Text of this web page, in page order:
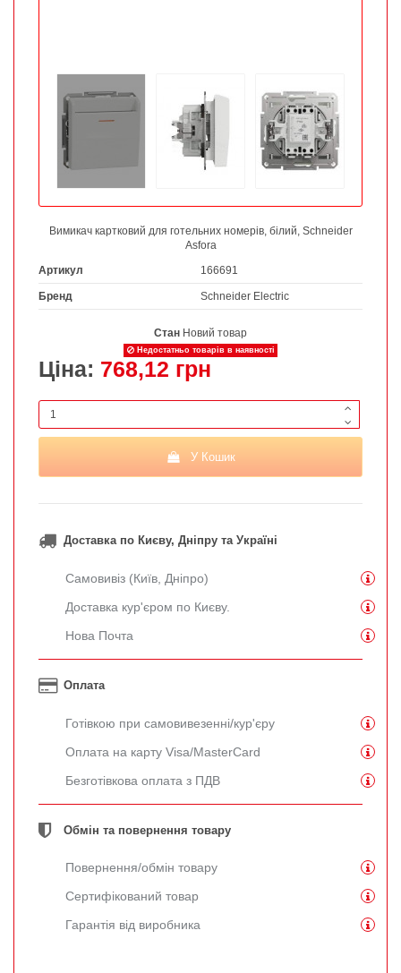
Вимикач картковий для готельних номерів, білий, Schneider
Asfora
Артикул
166691
Бренд Schneider Electric
Стан Новий товар
Недостатньо товарів в наявності
Ціна: 768,12 грн
У Кошик
Доставка по Києву, Дніпру та Україні
Самовивіз (Київ, Дніпро)
Доставка кур'єром по Києву.
Нова Почта
Оплата
Готівкою при самовивезенні/кур'єру
Оплата на карту Visa/MasterCard
Безготівкова оплата з ПДВ
Обмін та повернення товару
Повернення/обмін товару
Сертифікований товар
Гарантія від виробника